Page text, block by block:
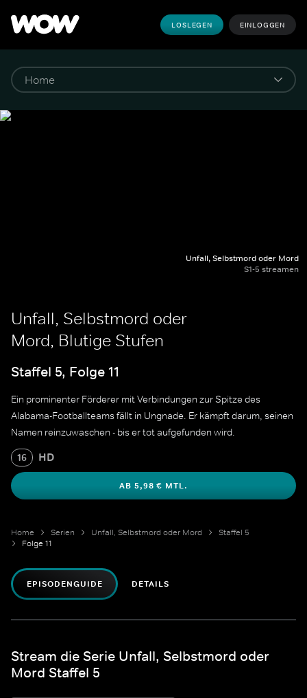
LOSLEGEN EINLOGGEN
Unfall, Selbstmord oder Mord
S1-5 streamen
Unfall, Selbstmord oder
Mord, Blutige Stufen
Staffel 5, Folge 11
Ein prominenter Förderer mit Verbindungen zur Spitze des
Alabama-Footballteams fällt in Ungnade. Er kämpft darum, seinen
Namen reinzuwaschen - bis er tot aufgefunden wird.
16 HD
AB 5,98 € MTL.
Home Serien Unfall, Selbstmord oder Mord
Staffel 5
Folge 11
EPISODENGUIDE DETAILS
Stream die Serie Unfall, Selbstmord oder
Mord Staffel 5